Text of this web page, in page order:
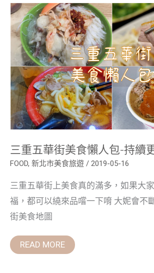
三重五華街美食懶人包-持續
FOOD, 新北市美食旅遊 / 2019-05-16
三重五華街上美食真的滿多，如果大
福，都可以繞來品嚐一下唷 大妮會不
街美食地圖
三
重
五
華
街
美
食
懶
人
包-
持
續
更
新
中
READ MORE